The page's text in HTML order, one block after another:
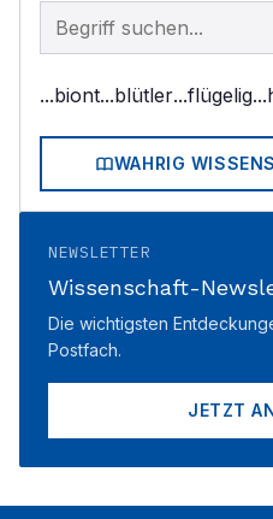
Begriff im Lexikon suchen
...biont...blütler...flügelig
WAHRIG
NEWSLETTER
Wissenschaft-
Die wichtigsten
Postfach.
JETZT